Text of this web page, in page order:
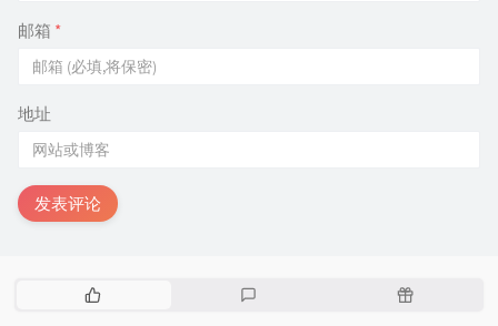
邮箱 *
地址
发表评论
热
随